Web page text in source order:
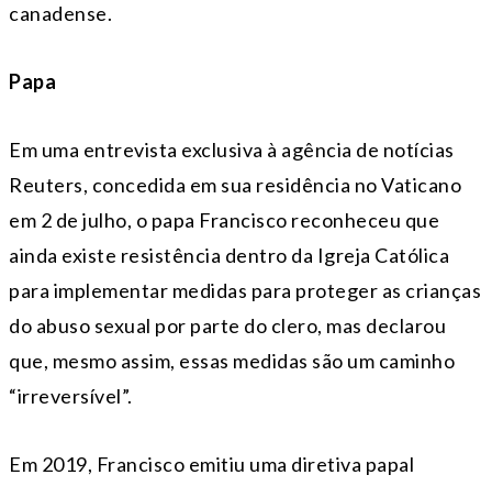
canadense.
Papa
Em uma entrevista exclusiva à agência de notícias
Reuters, concedida em sua residência no Vaticano
em 2 de julho, o papa Francisco reconheceu que
ainda existe resistência dentro da Igreja Católica
para implementar medidas para proteger as crianças
do abuso sexual por parte do clero, mas declarou
que, mesmo assim, essas medidas são um caminho
“irreversível”.
Em 2019, Francisco emitiu uma diretiva papal